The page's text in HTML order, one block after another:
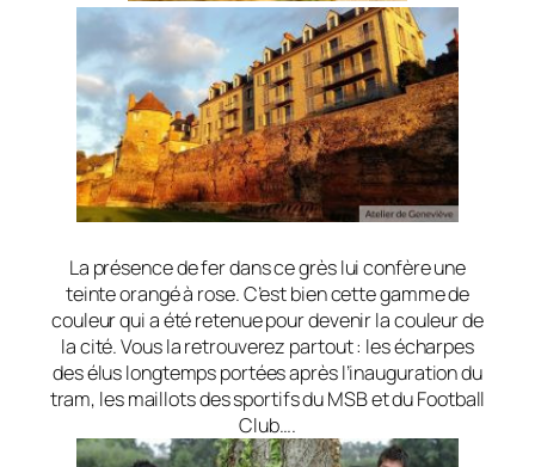
La présence de fer dans ce grès lui confère une
teinte orangé à rose. C’est bien cette gamme de
couleur qui a été retenue pour devenir la couleur de
la cité. Vous la retrouverez partout : les écharpes
des élus longtemps portées après l’inauguration du
tram, les maillots des sportifs du MSB et du Football
Club….